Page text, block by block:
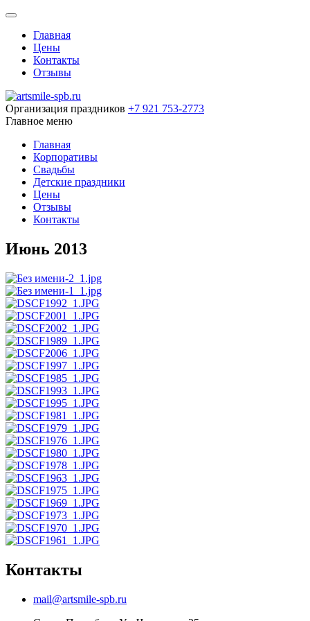
Главная
Цены
Контакты
Отзывы
Организация праздников +7 921 753-2773
Главное меню
Главная
Корпоративы
Свадьбы
Детские праздники
Цены
Отзывы
Контакты
Июнь 2013
Контакты
mail@artsmile-spb.ru